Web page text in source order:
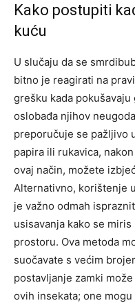
Kako postupiti
kuću
U slučaju da se
bitno je reagirati na
grešku kada
oslobađa njihov
preporučuje se pažljivo
papira ili rukavica,
ovaj način, možete
Alternativno, korištenje
je važno odmah
usisavanja kako se
prostoru. Ova metoda
suočavate s većim
postavljanje zamki
ovih insekata; one